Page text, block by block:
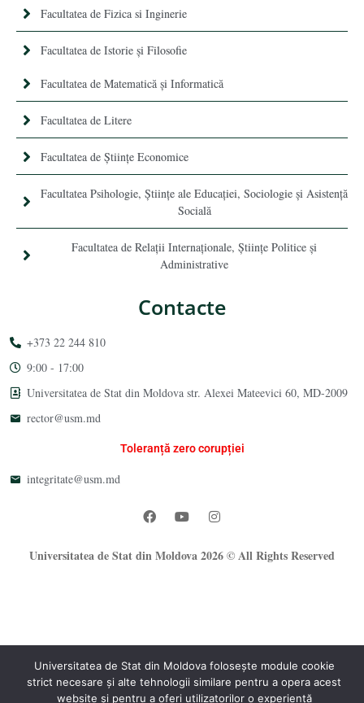
Facultatea de Fizica si Inginerie
Facultatea de Istorie şi Filosofie
Facultatea de Matematică şi Informatică
Facultatea de Litere
Facultatea de Științe Economice
Facultatea Psihologie, Ştiinţe ale Educaţiei, Sociologie și Asistență
Socială
Facultatea de Relaţii Internaţionale, Ştiinţe Politice şi
Administrative
Contacte
+373 22 244 810
9:00 - 17:00
Universitatea de Stat din Moldova str. Alexei Mateevici 60, MD-2009
rector@usm.md
Toleranță zero corupției
integritate@usm.md
Universitatea de Stat din Moldova 2026 © All Rights Reserved
Universitatea de Stat din Moldova folosește module cookie
strict necesare și alte tehnologii similare pentru a opera acest
website și pentru a oferi utilizatorilor o experiență